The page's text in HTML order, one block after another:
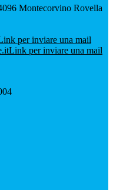
Montecorvino Rovella
per inviare una mail
Link per inviare una mail